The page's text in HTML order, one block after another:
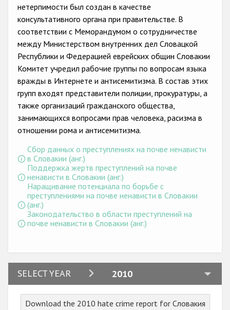
нетерпимости был создан в качестве
консультативного органа при правительстве. В
соответствии с Меморандумом о сотрудничестве
между Министерством внутренних дел Словацкой
Республики и Федерацией еврейских общин Словакии
Комитет учредил рабочие группы по вопросам языка
вражды в Интернете и антисемитизма. В состав этих
групп входят представители полиции, прокуратуры, а
также организаций гражданского общества,
занимающихся вопросами прав человека, расизма в
отношении рома и антисемитизма.
Сбор данных о преступлениях на почве ненависти
в Словакии (анг.)
Поддержка жертв преступлений на почве
ненависти в Словакии (анг.)
Наращивание потенциала по борьбе с
преступлениями на почве ненависти в Словакии
(анг.)
Законодательство в области преступлений на
почве ненависти в Словакии (анг.)
SELECT YEAR 2010
2024
Download the 2010 hate crime report for Словакия